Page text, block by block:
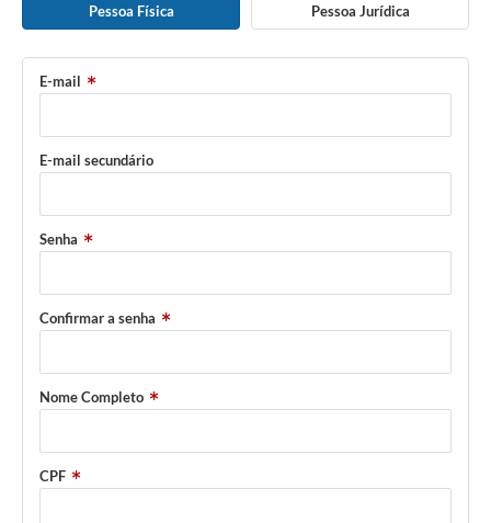
Pessoa Física Pessoa Jurídica
E-mail
E-mail secundário
Senha
Confirmar a senha
Nome Completo
CPF